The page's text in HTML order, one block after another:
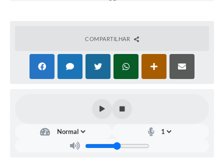
COMPARTILHAR